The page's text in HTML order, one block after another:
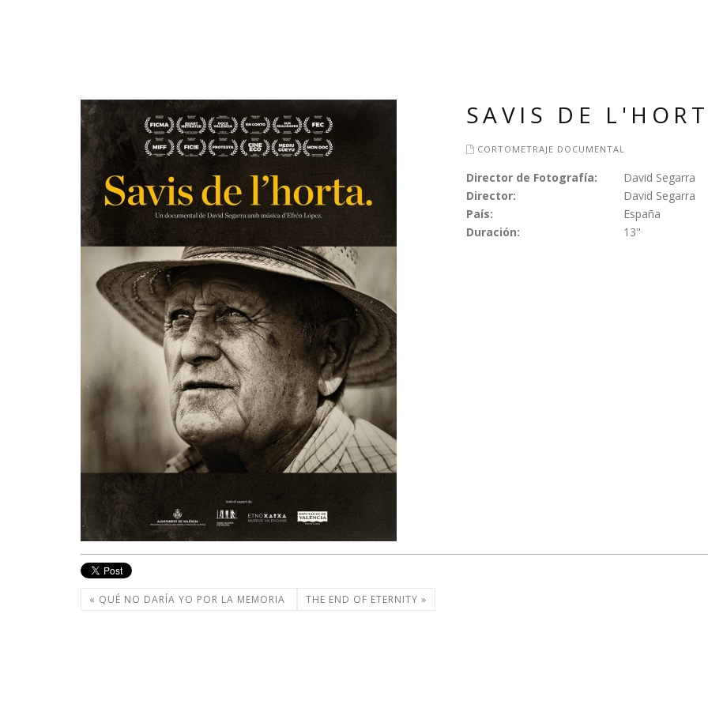
SAVIS DE
CORTOMETRAJE DOCUMENTAL
Director de Fotografía:
David Segarra
Director:
David Segarra
País:
España
Duración:
13"
« QUÉ NO DARÍA YO POR LA MEMORIA THE END OF ETERNITY »